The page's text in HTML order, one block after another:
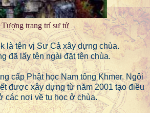
Tượng trang trí sư tử
là tên vị Sư Cả xây dựng chùa.
đã lấy tên ngài đặt tên chùa.
cấp Phật học Nam tông Khmer. Ngôi
được xây dựng từ năm 2001 tạo điều
các nơi về tu học ở chùa.